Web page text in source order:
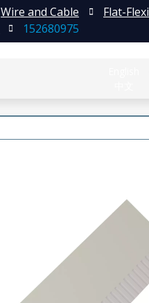
Wire and Cable
Flat-
152680975